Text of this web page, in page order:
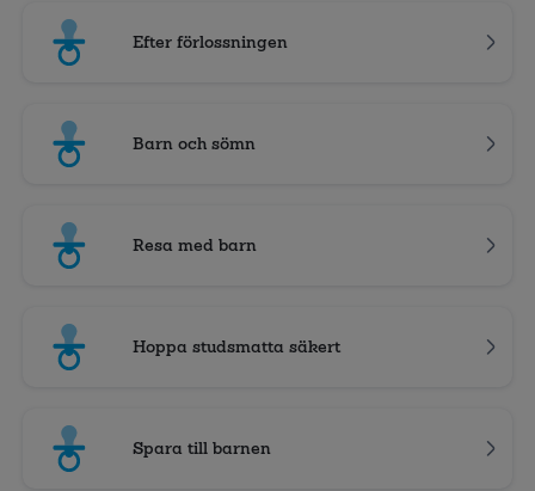
Efter förlossningen
Barn och sömn
Resa med barn
Hoppa studsmatta säkert
Spara till barnen